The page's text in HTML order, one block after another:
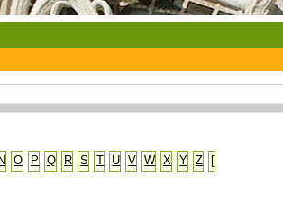
N O P Q R S T U V W X Y Z [